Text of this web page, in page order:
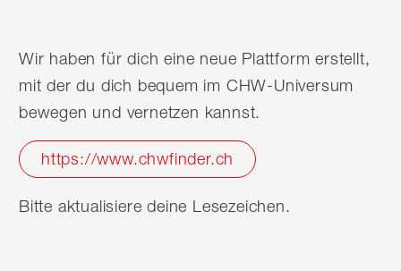
Wir haben für dich eine neue Plattform erstellt,
mit der du dich bequem im CHW-Universum
bewegen und vernetzen kannst.
https://www.chwfinder.ch
Bitte aktualisiere deine Lesezeichen.